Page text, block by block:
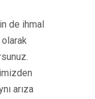
de ihmal
olarak
arıza